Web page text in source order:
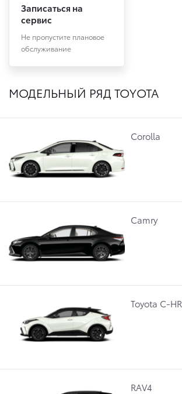
Записаться на
сервис
Не пропустите плановое
обслуживание
МОДЕЛЬНЫЙ РЯД TOYOTA
Corolla
Camry
Toyota C-HR
RAV4